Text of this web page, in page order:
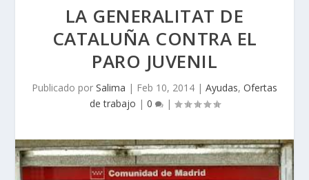
LA GENERALITAT DE
CATALUÑA CONTRA EL
PARO JUVENIL
Publicado por Salima | Feb 10, 2014 | Ayudas, Ofertas
de trabajo | 0 |